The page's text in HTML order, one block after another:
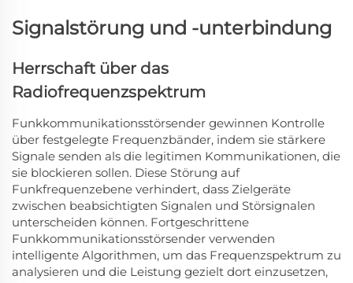
Signalstörung und -unterbindung
Herrschaft über das
Radiofrequenzspektrum
Funkkommunikationsstörsender gewinnen Kontrolle
über festgelegte Frequenzbänder, indem sie stärkere
Signale senden als die legitimen Kommunikationen, die
sie blockieren sollen. Diese Störung auf
Funkfrequenzebene verhindert, dass Zielgeräte
zwischen beabsichtigten Signalen und Störsignalen
unterscheiden können. Fortgeschrittene
Funkkommunikationsstörsender verwenden
intelligente Algorithmen, um das Frequenzspektrum zu
analysieren und die Leistung gezielt dort einzusetzen,